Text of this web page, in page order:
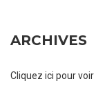
ARCHIVES
Cliquez ici pour